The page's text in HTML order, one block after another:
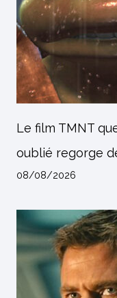
Le film TMNT
oublié regorge
08/08/2026